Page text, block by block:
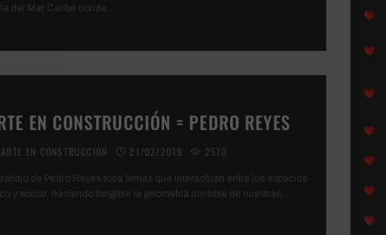
del Mar Caribe donde
EN CONSTRUCCIÓN = PEDRO REYES
ARTE EN CONSTRUCCIÓN 21/02/2019 2570
de Pedro Reyes toca temas que interactúan entre los espacios
y social, haciendo tangible la geometría invisible de nuestras